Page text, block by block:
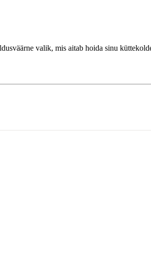
valik, mis aitab hoida sinu